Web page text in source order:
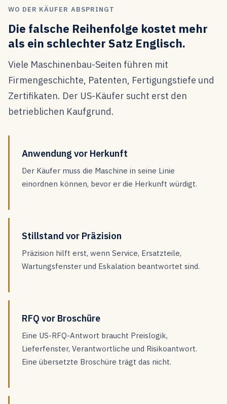
WO DER KÄUFER ABSPRINGT
Die falsche Reihenfolge kostet mehr
als ein schlechter Satz Englisch.
Viele Maschinenbau-Seiten führen mit
Firmengeschichte, Patenten, Fertigungstiefe und
Zertifikaten. Der US-Käufer sucht erst den
betrieblichen Kaufgrund.
Anwendung vor Herkunft
Der Käufer muss die Maschine in seine Linie
einordnen können, bevor er die Herkunft würdigt.
Stillstand vor Präzision
Präzision hilft erst, wenn Service, Ersatzteile,
Wartungsfenster und Eskalation beantwortet sind.
RFQ vor Broschüre
Eine US-RFQ-Antwort braucht Preislogik,
Lieferfenster, Verantwortliche und Risikoantwort.
Eine übersetzte Broschüre trägt das nicht.